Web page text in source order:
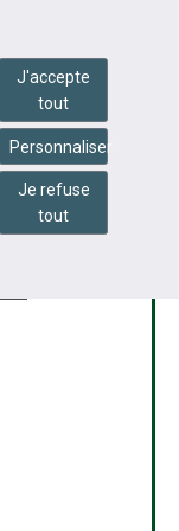
J'accepte
tout
Personnaliser
Je refuse
tout